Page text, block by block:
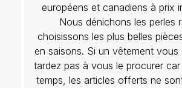
européens et canadiens à prix
Nous dénichons les perles
choisissons les plus belles
en saisons. Si un vêtement
tardez pas à vous le procurer
temps, les articles offerts ne